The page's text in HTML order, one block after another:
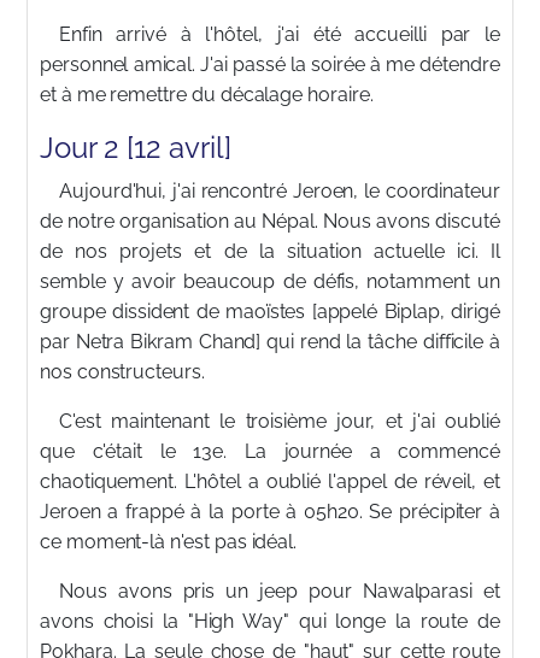
Enfin arrivé à l'hôtel, j'ai été accueilli par le
personnel amical. J'ai passé la soirée à me détendre
et à me remettre du décalage horaire.
Jour 2 [12 avril]
Aujourd'hui, j'ai rencontré Jeroen, le coordinateur
de notre organisation au Népal. Nous avons discuté
de nos projets et de la situation actuelle ici. Il
semble y avoir beaucoup de défis, notamment un
groupe dissident de maoïstes [appelé Biplap, dirigé
par Netra Bikram Chand] qui rend la tâche difficile à
nos constructeurs.
C'est maintenant le troisième jour, et j'ai oublié
que c'était le 13e. La journée a commencé
chaotiquement. L'hôtel a oublié l'appel de réveil, et
Jeroen a frappé à la porte à 05h20. Se précipiter à
ce moment-là n'est pas idéal.
Nous avons pris un jeep pour Nawalparasi et
avons choisi la "High Way" qui longe la route de
Pokhara. La seule chose de "haut" sur cette route